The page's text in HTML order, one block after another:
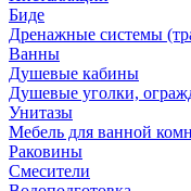
Биде
Дренажные системы
Ванны
Душевые кабины
Душевые уголки,
Унитазы
Мебель для ванной
Раковины
Смесители